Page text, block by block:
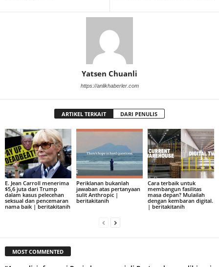
Yatsen Chuanli
https://anlikhaberler.com
ARTIKEL TERKAIT DARI PENULIS
E. Jean Carroll menerima
$5,6 juta dari Trump
dalam kasus pelecehan
seksual dan pencemaran
nama baik | beritakitanih
Periklanan bukanlah
jawaban atas pertanyaan
sulit Anthropic |
beritakitanih
Cara terbaik untuk
membangun fasilitas
masa depan? Mulailah
dengan kembaran digital.
| beritakitanih
MOST COMMENTED